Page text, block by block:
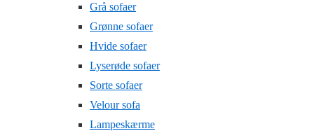
Grå sofaer
Grønne sofaer
Hvide sofaer
Lyserøde sofaer
Sorte sofaer
Velour sofa
Lampeskærme